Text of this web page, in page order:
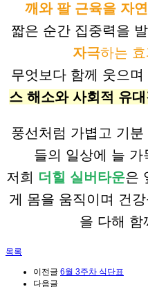
깨와 팔 근육을 자
짧은 순간 집중력을
자극하는
무엇보다 함께 웃으
스 해소와 사회적 유
풍선처럼 가볍고 기
들의 일상에 늘 가
저희 더힐 실버타운은
게 몸을 움직이며 건
을 다해 함
목록
이전글 6월 3주차 식단표
다음글